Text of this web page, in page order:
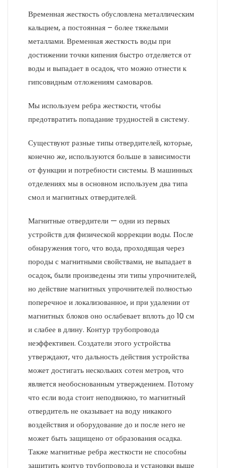
Временная жесткость обусловлена ​​металлическим
кальцием, а постоянная – более тяжелыми
металлами. Временная жесткость воды при
достижении точки кипения быстро отделяется от
воды и выпадает в осадок, что можно отнести к
гипсовидным отложениям самоваров.
Мы используем ребра жесткости, чтобы
предотвратить попадание трудностей в систему.
Существуют разные типы отвердителей, которые,
конечно же, используются больше в зависимости
от функции и потребности системы. В машинных
отделениях мы в основном используем два типа
смол и магнитных отвердителей.
Магнитные отвердители — одни из первых
устройств для физической коррекции воды. После
обнаружения того, что вода, проходящая через
породы с магнитными свойствами, не выпадает в
осадок, были произведены эти типы упрочнителей,
но действие магнитных упрочнителей полностью
поперечное и локализованное, и при удалении от
магнитных блоков оно ослабевает вплоть до 10 см
и слабее в длину. Контур трубопровода
неэффективен. Создатели этого устройства
утверждают, что дальность действия устройства
может достигать нескольких сотен метров, что
является необоснованным утверждением. Потому
что если вода стоит неподвижно, то магнитный
отвердитель не оказывает на воду никакого
воздействия и оборудование до и после него не
может быть защищено от образования осадка.
Также магнитные ребра жесткости не способны
защитить контур трубопровода и установки выше